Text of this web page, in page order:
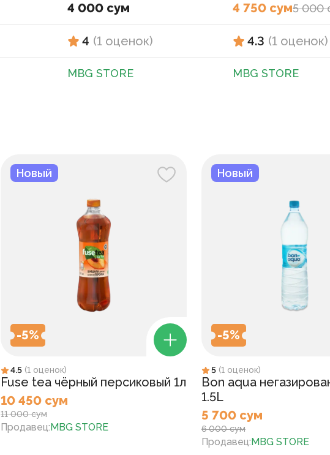
4 000 сум
4 (1 оценок)
MBG STORE
4 750 сум5 000
4.3 (1 оценок)
MBG STORE
-5%
Новый
4.5 (1 оценок)
Fuse tea чёрный персиковый 1л
10 450 сум
11 000 сум
Продавец:MBG STORE
-5%
Новый
5 (1 оценок)
Bon aqua
1.5L
5 700 сум
6 000 сум
Продавец:MBG STORE